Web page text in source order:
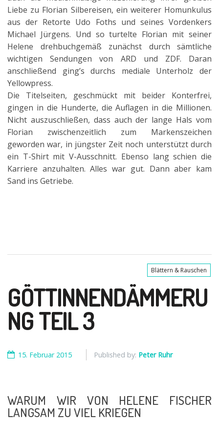
Liebe zu Florian Silbereisen, ein weiterer Homunkulus
aus der Retorte Udo Foths und seines Vordenkers
Michael Jürgens. Und so turtelte Florian mit seiner
Helene drehbuchgemäß zunächst durch sämtliche
wichtigen Sendungen von ARD und ZDF. Daran
anschließend ging’s durchs mediale Unterholz der
Yellowpress.
Die Titelseiten, geschmückt mit beider Konterfrei,
gingen in die Hunderte, die Auflagen in die Millionen.
Nicht auszuschließen, dass auch der lange Hals vom
Florian zwischenzeitlich zum Markenszeichen
geworden war, in jüngster Zeit noch unterstützt durch
ein T-Shirt mit V-Ausschnitt. Ebenso lang schien die
Karriere anzuhalten. Alles war gut. Dann aber kam
Sand ins Getriebe.
Blättern & Rauschen
GÖTTINNENDÄMMERU
NG TEIL 3
15. Februar 2015 Published by: Peter Ruhr
WARUM WIR VON HELENE FISCHER
LANGSAM ZU VIEL KRIEGEN